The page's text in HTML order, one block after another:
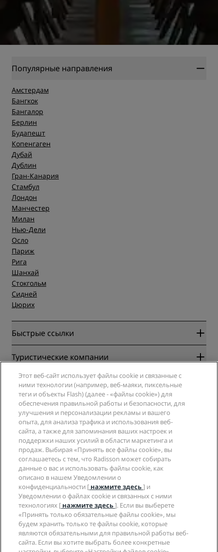
Популярные направления
Амстердам
Бангкок
Бангалор
Берлин
Будапешт
Копенгаген
Дубай
Дублин
Гран-Канария
Стамбул
Лондон
Манчестер
Милан
Нью-Дели
Осло
Париж
Рига
Шанхай
Стокгольм
Сидней
Цюрих
Быстрые ссылки
Radisson Rewards
Гарантия лучшей цены онлайн
Blog
Направления
Новые и будущие отели
Приложение Radisson Hotels
Отели со статусом Sports Approved
Отели для семейного отдыха
Охрана здоровья и безопасность
Туристические компании
Партнеры
Турагенты
Компания
Radisson Hotel Group
СМИ
Вакансии в RHG
Вакансии в PPHE
Вакансии в EHL
The Club by RHG
Возможности развития
Социально ответственный бизнес
Закупки
Юридическая информация
Центр конфиденциальности
Правовая оговорка
Условия и положения программы Radisson Rewards
Соглашение о пользовании сайтом
Цифровая доступность
Заявление о современном рабстве
Помощь
Уведомления для клиентов
Контактная информация
Часто задаваемые вопросы
Карта сайта
Социальные сети
Бренды Radisson Hotels
Этот веб-сайт использует файлы cookie и связанные с
ними технологии (например, веб-маяки, пиксельные
теги и объекты Flash) (далее - «файлы cookie») для
обеспечения правильной работы и безопасности, для
улучшения и персонализации рекламы и вашего
опыта, для анализа трафика и использования веб-
сайта, а также для запоминания ваших настроек и
поддержки наших усилий в области маркетинга и
продаж. Выбирая «Принять все файлы cookie», вы
соглашаетесь с тем, что Radisson может собирать
данные о вас и использовать файлы cookie, как
описано в нашем Уведомлении о
конфиденциальности [ нажмите здесь] и
Уведомлении о файлах cookie и связанных с ними
технологиях [ нажмите здесь]. Если вы выберете
«Принять только обязательные файлы cookie», мы
будем хранить только те файлы cookie, которые
являются обязательными для правильной работы веб-
сайта. Если вы хотите выбрать более конкретные